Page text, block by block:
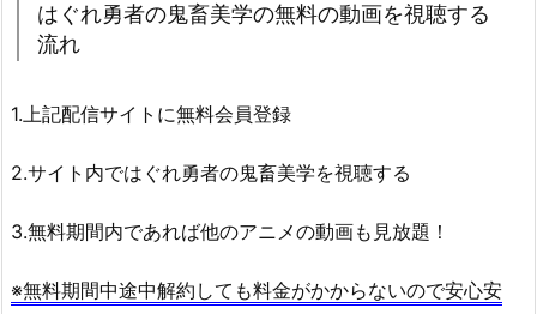
はぐれ勇者の鬼畜美学の無料の動画を視聴する
流れ
1.上記配信サイトに無料会員登録
2.サイト内ではぐれ勇者の鬼畜美学を視聴する
3.無料期間内であれば他のアニメの動画も見放題！
※無料期間中途中解約しても料金がかからないので安心安